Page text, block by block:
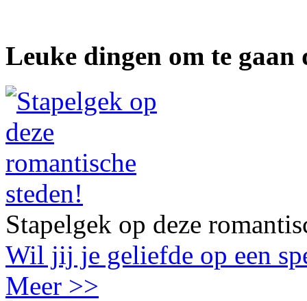
Leuke dingen om te gaan
Stapelgek op deze
Wil jij je geliefde op een
Meer >>